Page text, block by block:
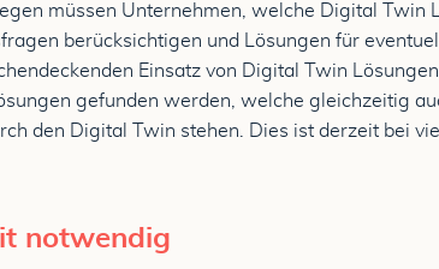
müssen Unternehmen, welche Digital Twin
berücksichtigen und Lösungen für
Einsatz von Digital Twin
gefunden werden, welche gleichzeitig
den Digital Twin stehen. Dies ist derzeit bei
notwendig